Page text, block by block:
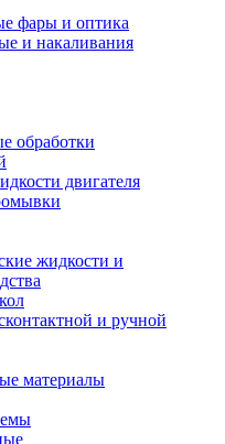
фары и оптика
и накаливания
обработки
двигателя
жидкости и
и ручной
материалы